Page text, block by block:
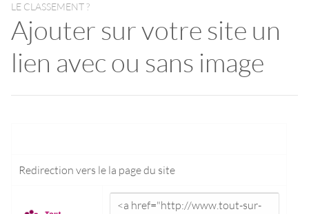
LE CLASSEMENT ?
Ajouter sur votre site un
lien avec ou sans image
Redirection vers le la page du site